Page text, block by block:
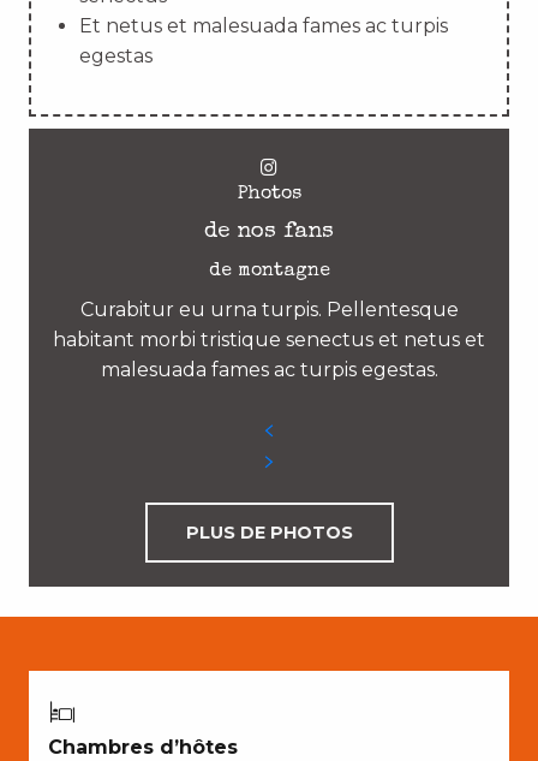
Et netus et malesuada fames ac turpis
egestas
Photos
de nos fans
de montagne
Curabitur eu urna turpis. Pellentesque
habitant morbi tristique senectus et netus et
malesuada fames ac turpis egestas.
PLUS DE PHOTOS
Chambres d’hôtes